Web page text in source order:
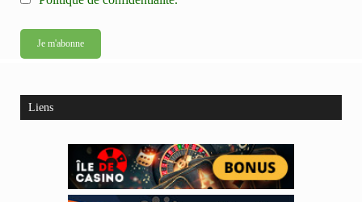
Liens